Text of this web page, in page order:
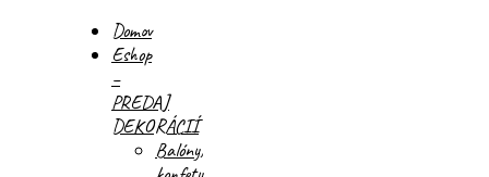
Domov
Eshop
–
PREDAJ
DEKORÁCIÍ
Balóny,